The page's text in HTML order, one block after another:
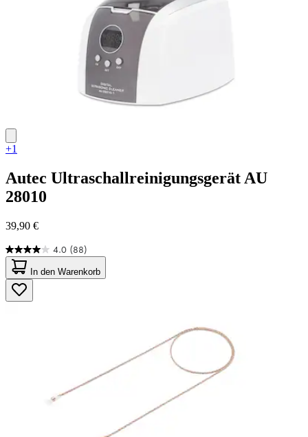
+1
Autec Ultraschallreinigungsgerät AU
28010
39,90 €
4.0 (88)
4.0
von
5
Sternen.
88
In den Warenkorb